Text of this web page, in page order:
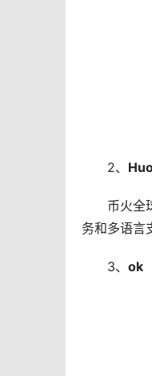
2、
币火全
务和多语言
3、 ok